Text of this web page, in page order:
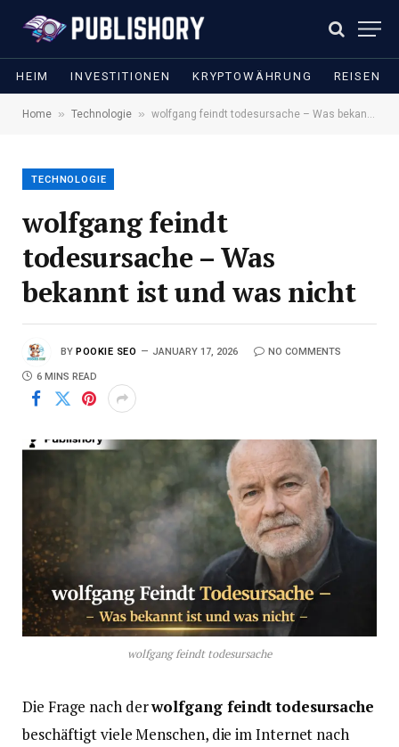
HEIM INVESTITIONEN KRYPTOWÄHRUNG REISEN
Home » Technologie » wolfgang feindt todesursache – Was bekannt ist und was nicht
TECHNOLOGIE
wolfgang feindt
todesursache – Was
bekannt ist und was nicht
BY POOKIE SEO JANUARY 17, 2026 NO COMMENTS
6 MINS READ
wolfgang feindt todesursache
Die Frage nach derwolfgang feindt todesursache
beschäftigt viele Menschen, die im Internet nach